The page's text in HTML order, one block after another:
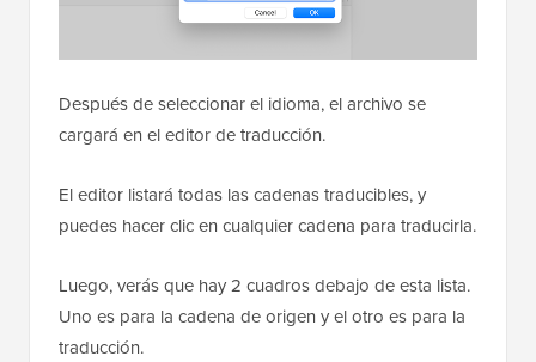
Después de seleccionar el idioma, el archivo se
cargará en el editor de traducción.
El editor listará todas las cadenas traducibles, y
puedes hacer clic en cualquier cadena para traducirla.
Luego, verás que hay 2 cuadros debajo de esta lista.
Uno es para la cadena de origen y el otro es para la
traducción.